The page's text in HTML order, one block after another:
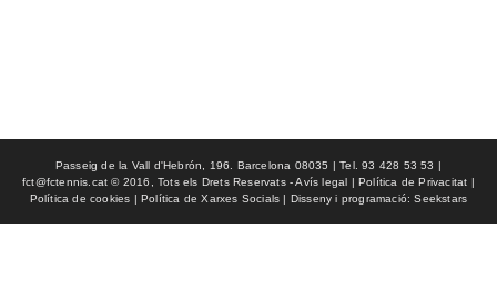
Passeig de la Vall d'Hebrón, 196. Barcelona 08035 | Tel. 93 428 53 53 |
fct@fctennis.cat © 2016, Tots els Drets Reservats - Avís legal | Política de Privacitat |
Política de cookies | Política de Xarxes Socials | Disseny i programació: Seekstars